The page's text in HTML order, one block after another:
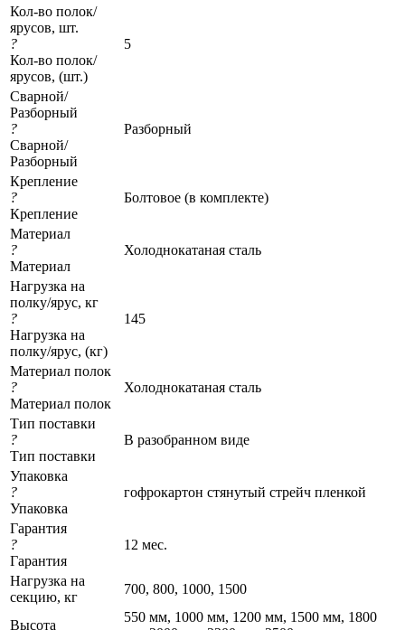
Кол-во полок/
ярусов, шт.
?
Кол-во полок/
ярусов, (шт.)
5
Сварной/
Разборный
?
Сварной/
Разборный
Разборный
Крепление
?
Крепление
Болтовое (в комплекте)
Материал
?
Материал
Холоднокатаная сталь
Нагрузка на
полку/ярус, кг
?
Нагрузка на
полку/ярус, (кг)
145
Материал полок
?
Материал полок
Холоднокатаная сталь
Тип поставки
?
Тип поставки
В разобранном виде
Упаковка
?
Упаковка
гофрокартон стянутый стрейч пленкой
Гарантия
?
Гарантия
12 мес.
Нагрузка на
секцию, кг
700, 800, 1000, 1500
Высота
550 мм, 1000 мм, 1200 мм, 1500 мм, 1800